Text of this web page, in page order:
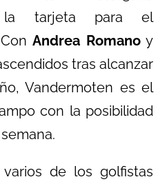
la tarjeta para el
ConAndrea Romanoy
tras alcanzar
Vandermoten es el
con la posibilidad
de los golfistas